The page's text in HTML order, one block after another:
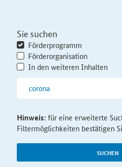
Sie suchen
Förderprogramm
Förderorganisation
In den weiteren Inhalten
SUCHEN
Hinweis:für eine erweiterte
Filtermöglichkeiten bestätigen